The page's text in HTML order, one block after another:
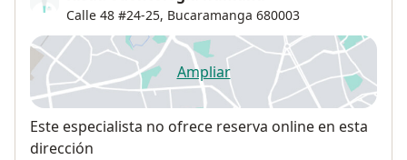
Calle 48 #24-25, Bucaramanga 680003
Ampliarse abre en una nueva
Disponibilidad
Este especialista no ofrece reserva online en esta
dirección